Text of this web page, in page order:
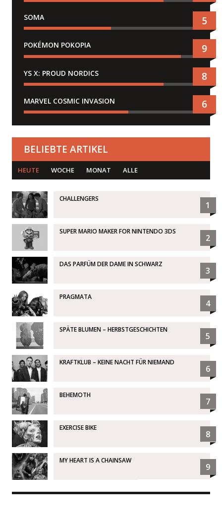
SOMA 5
POKÉMON POKOPIA 9
YS X: PROUD NORDICS 8
MARVEL COSMIC INVASION 6
BELIEBTE ARTIKEL
HEUTE WOCHE MONAT ALLE
CHALLENGERS
1
SUPER MARIO MAKER FOR NINTENDO 3DS
2
DAS PARFÜM DER DAME IN SCHWARZ
3
PRAGMATA
4
SPÄTE BLUMEN – HERBSTGESCHICHTEN
5
KRAFTKLUB – KEINE NACHT FÜR NIEMAND
6
BEHEMOTH
7
EXERCISE BIKE
8
MY HEART IS A CHAINSAW
9